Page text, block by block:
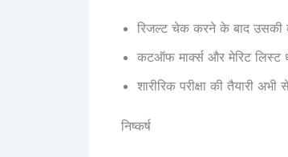
रिजल्ट चेक करने के बाद उसकी
कटऑफ मार्क्स और मेरिट लिस्ट
शारीरिक परीक्षा की तैयारी
निष्कर्ष